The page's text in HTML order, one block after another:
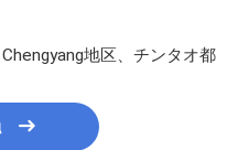
地区、チンタオ都